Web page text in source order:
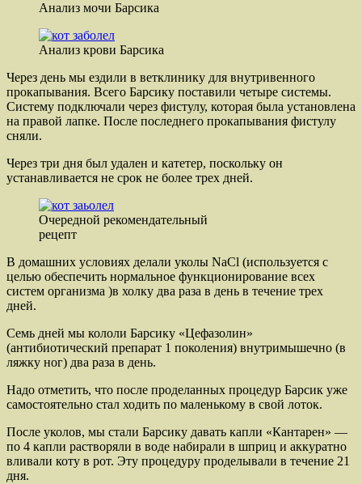
Анализ мочи Барсика
Анализ крови Барсика
Через день мы ездили в ветклинику для внутривенного
прокапывания. Всего Барсику поставили четыре системы.
Систему подключали через фистулу, которая была установлена
на правой лапке. После последнего прокапывания фистулу
сняли.
Через три дня был удален и катетер, поскольку он
устанавливается не срок не более трех дней.
Очередной рекомендательный
рецепт
В домашних условиях делали уколы NaCl (используется с
целью обеспечить нормальное функционирование всех
систем организма )в холку два раза в день в течение трех
дней.
Семь дней мы кололи Барсику «Цефазолин»
(антибиотический препарат 1 поколения) внутримышечно (в
ляжку ног) два раза в день.
Надо отметить, что после проделанных процедур Барсик уже
самостоятельно стал ходить по маленькому в свой лоток.
После уколов, мы стали Барсику давать капли «Кантарен» —
по 4 капли растворяли в воде набирали в шприц и аккуратно
вливали коту в рот. Эту процедуру проделывали в течение 21
дня.